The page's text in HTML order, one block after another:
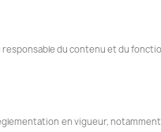
du contenu et du
en vigueur,